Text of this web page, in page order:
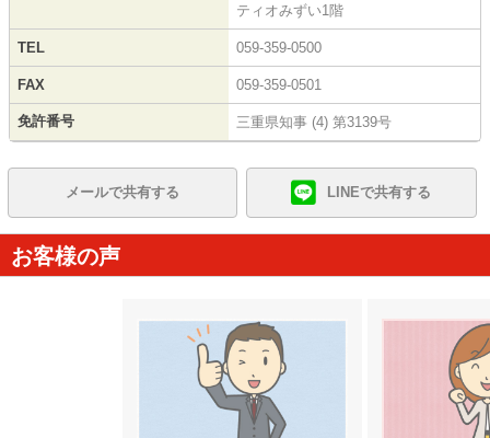
ティオみずい1階
TEL 059-359-0500
FAX 059-359-0501
免許番号 三重県知事 (4) 第3139号
メールで共有する LINEで共有する
お客様の声